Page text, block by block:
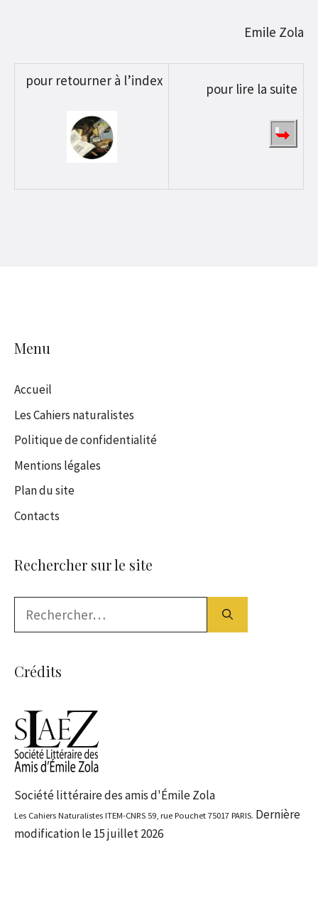
Emile Zola
pour retourner à l’index pour lire la suite
Menu
Accueil
Les Cahiers naturalistes
Politique de confidentialité
Mentions légales
Plan du site
Contacts
Rechercher sur le site
Crédits
Société littéraire des amis d'Émile Zola
Les Cahiers Naturalistes ITEM-CNRS 59, rue Pouchet 75017 PARIS. Dernière
modification le 15 juillet 2026